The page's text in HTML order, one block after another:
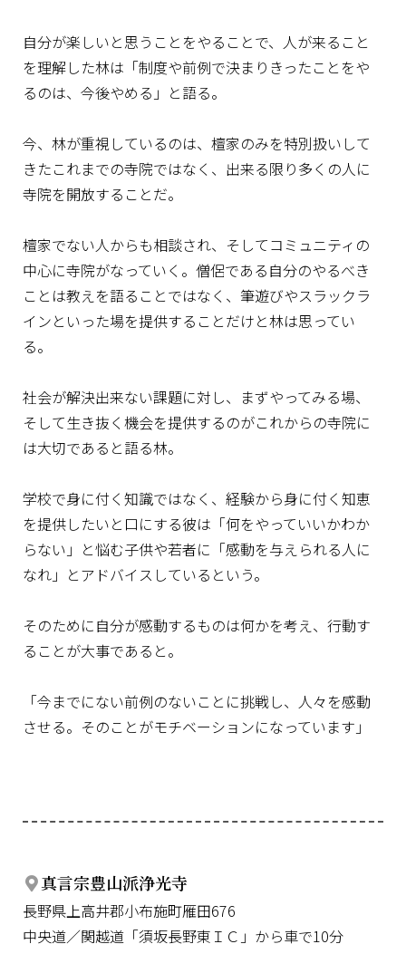
自分が楽しいと思うことをやることで、人が来ること
を理解した林は「制度や前例で決まりきったことをや
るのは、今後やめる」と語る。
今、林が重視しているのは、檀家のみを特別扱いして
きたこれまでの寺院ではなく、出来る限り多くの人に
寺院を開放することだ。
檀家でない人からも相談され、そしてコミュニティの
中心に寺院がなっていく。僧侶である自分のやるべき
ことは教えを語ることではなく、筆遊びやスラックラ
インといった場を提供することだけと林は思ってい
る。
社会が解決出来ない課題に対し、まずやってみる場、
そして生き抜く機会を提供するのがこれからの寺院に
は大切であると語る林。
学校で身に付く知識ではなく、経験から身に付く知恵
を提供したいと口にする彼は「何をやっていいかわか
らない」と悩む子供や若者に「感動を与えられる人に
なれ」とアドバイスしているという。
そのために自分が感動するものは何かを考え、行動す
ることが大事であると。
「今までにない前例のないことに挑戦し、人々を感動
させる。そのことがモチベーションになっています」
真言宗豊山派浄光寺
長野県上高井郡小布施町雁田676
中央道／関越道「須坂長野東ＩＣ」から車で10分